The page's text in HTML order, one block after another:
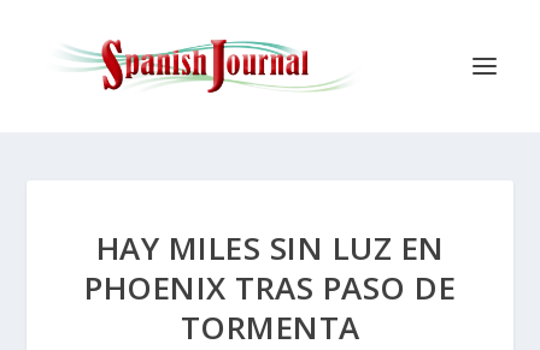
HAY MILES SIN LUZ EN
PHOENIX TRAS PASO DE
TORMENTA